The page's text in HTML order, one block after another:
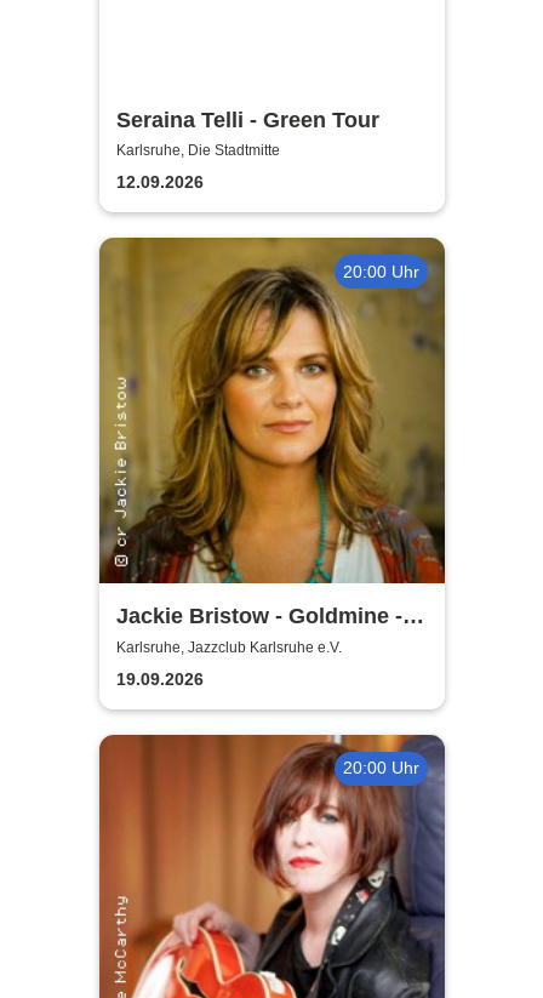
Seraina Telli - Green Tour
Karlsruhe, Die Stadtmitte
12.09.2026
20:00 Uhr
Jackie Bristow - Goldmine -
Live 2026
Karlsruhe, Jazzclub Karlsruhe e.V.
19.09.2026
20:00 Uhr